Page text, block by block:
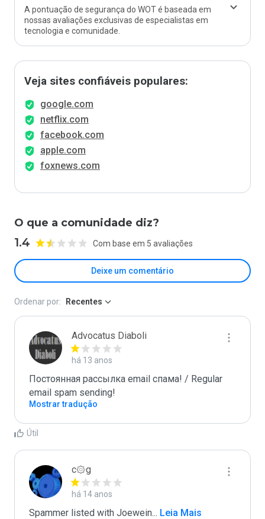
A pontuação de segurança do WOT é baseada em
nossas avaliações exclusivas de especialistas em
tecnologia e comunidade.
Veja sites confiáveis populares:
google.com
netflix.com
facebook.com
apple.com
foxnews.com
O que a comunidade diz?
1.4 Com base em 5 avaliações
Deixe um comentário
Ordenar por: Recentes
Advocatus Diaboli
há 13 anos
Постоянная рассылка email спама! / Regular
email spam sending!
Mostrar tradução
Útil
c۞g
há 14 anos
Spammer listed with Joewein ... Leia Mais